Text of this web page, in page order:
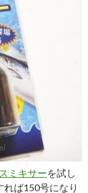
ミキサーを試し
ば150号になり